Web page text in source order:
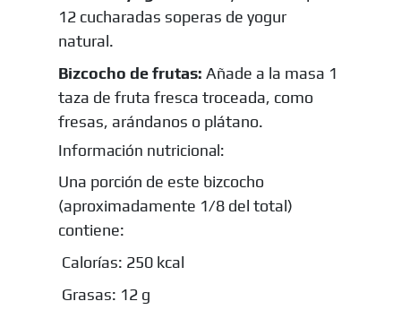
12 cucharadas soperas de yogur
natural.
Bizcocho de frutas: Añade a la masa 1
taza de fruta fresca troceada, como
fresas, arándanos o plátano.
Información nutricional:
Una porción de este bizcocho
(aproximadamente 1/8 del total)
contiene:
Calorías: 250 kcal
Grasas: 12 g